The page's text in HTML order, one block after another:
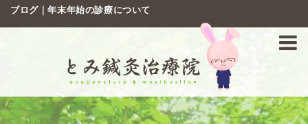
ブログ｜年末年始の診療について